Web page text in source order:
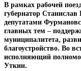
В рамках рабочей
губернатор Станислав
депутатами
главных тем –
муниципалитета,
благоустройство. Во
исполняющий
Уткин.